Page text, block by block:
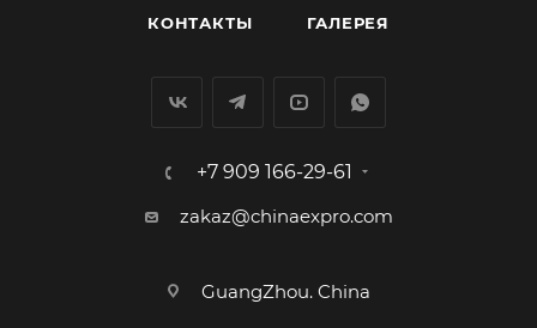
КОНТАКТЫ ГАЛЕРЕЯ
+7 909 166-29-61
zakaz@chinaexpro.com
GuangZhou. China